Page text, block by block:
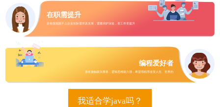
在职需提升
目前技能跟不上企业实际需求及发展，需要回炉深造，变工作变提升
编程爱好者
喜欢接触新兴事务，逻辑思维能力强，希望用程序改变人生、世界的
我适合学java吗？